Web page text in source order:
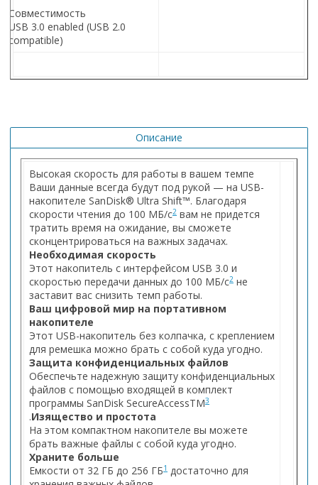
Совместимость
USB 3.0 enabled (USB 2.0
compatible)
Описание
Высокая скорость для работы в вашем темпе
Ваши данные всегда будут под рукой — на USB-
накопителе SanDisk® Ultra Shift™. Благодаря
скорости чтения до 100 МБ/с2 вам не придется
тратить время на ожидание, вы сможете
сконцентрироваться на важных задачах.
Необходимая скорость
Этот накопитель с интерфейсом USB 3.0 и
скоростью передачи данных до 100 МБ/с2 не
заставит вас снизить темп работы.
Ваш цифровой мир на портативном
накопителе
Этот USB-накопитель без колпачка, с креплением
для ремешка можно брать с собой куда угодно.
Защита конфиденциальных файлов
Обеспечьте надежную защиту конфиденциальных
файлов с помощью входящей в комплект
программы SanDisk SecureAccessTM3
.Изящество и простота
На этом компактном накопителе вы можете
брать важные файлы с собой куда угодно.
Храните больше
Емкости от 32 ГБ до 256 ГБ1 достаточно для